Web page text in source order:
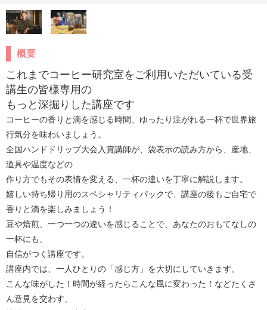
概要
これまでコーヒー研究室をご利用いただいている受
講生の皆様専用の
もっと深掘りした講座です
コーヒーの香りと滴を感じる時間、ゆったり注がれる一杯で世界旅
行気分を味わいましょう。
全国ハンドドリップ大会入賞講師が、袋表示の読み方から、産地、
道具や温度などの
作り方でもその表情を変える、一杯の違いを丁寧に解説します。
嬉しい持ち帰り用のスペシャリティパックで、講座の後もご自宅で
香りと滴を楽しみましょう！
豆や焙煎、一つ一つの違いを感じることで、あなたのおもてなしの
一杯にも、
自信がつく講座です。
講座内では、一人ひとりの「感じ方」を大切にしていきます。
こんな味がした！時間が経ったらこんな風に変わった！などたくさ
ん意見を交わす、